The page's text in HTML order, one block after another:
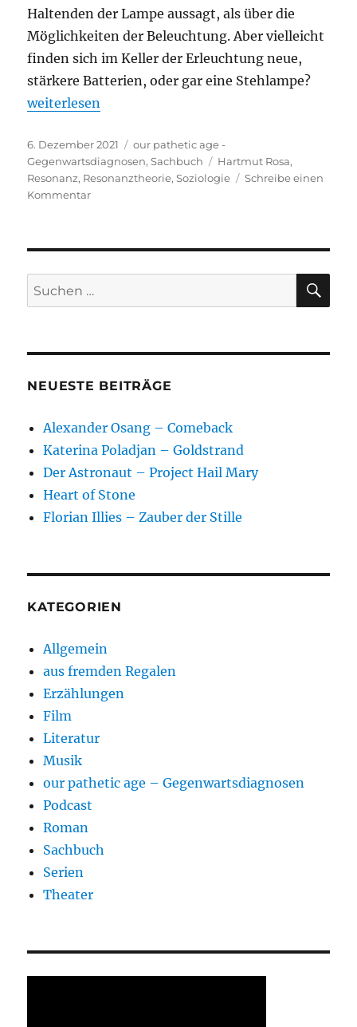
Haltenden der Lampe aussagt, als über die
Möglichkeiten der Beleuchtung. Aber vielleicht
finden sich im Keller der Erleuchtung neue,
stärkere Batterien, oder gar eine Stehlampe?
„Hartmut Rosa – Resonanz. Eine Soziologie der
weiterlesen
Veröffentlicht
am
6. Dezember 2021 Kategorien
our pathetic age -
Gegenwartsdiagnosen,Sachbuch Schlagwörter
Hartmut Rosa,
Resonanz, Resonanztheorie,Soziologie
Schreibe einen
Kommentarzu
Eine
Soziologie
der
Suchen
nach:
NEUESTE BEITRÄGE
Alexander Osang – Comeback
Katerina Poladjan – Goldstrand
Der Astronaut – Project Hail Mary
Heart of Stone
Florian Illies – Zauber der Stille
KATEGORIEN
Allgemein
aus fremden Regalen
Erzählungen
Film
Literatur
Musik
our pathetic age – Gegenwartsdiagnosen
Podcast
Roman
Sachbuch
Serien
Theater